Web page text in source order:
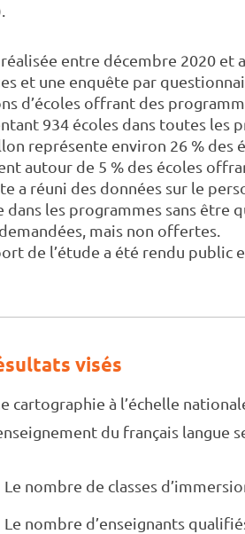
réalisée entre décembre 2020 et
et une enquête par
d’écoles offrant des
934 écoles dans toutes les
représente environ 26 % des
autour de 5 % des écoles
a réuni des données sur le
dans les programmes sans être
mais non offertes.
de l’étude a été rendu public
visés
cartographie à l’échelle
du français langue
Le nombre de classes
Le nombre d’enseignants